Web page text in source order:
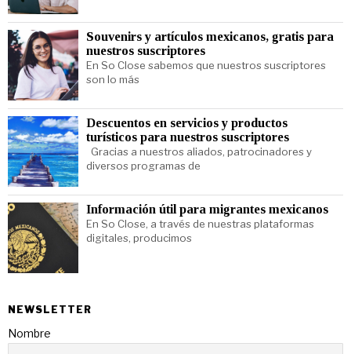
Souvenirs y artículos mexicanos, gratis para
nuestros suscriptores
En So Close sabemos que nuestros suscriptores
son lo más
Descuentos en servicios y productos
turísticos para nuestros suscriptores
Gracias a nuestros aliados, patrocinadores y
diversos programas de
Información útil para migrantes mexicanos
En So Close, a través de nuestras plataformas
digitales, producimos
NEWSLETTER
Nombre